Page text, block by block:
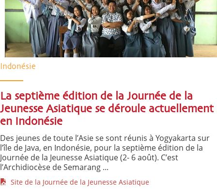
Indonésie
La septième édition de la Journée de la
Jeunesse Asiatique se déroule actuellement
en Indonésie
Des jeunes de toute l’Asie se sont réunis à Yogyakarta sur
l’île de Java, en Indonésie, pour la septième édition de la
Journée de la Jeunesse Asiatique (2- 6 août). C’est
l’Archidiocèse de Semarang ...
Site de la Journée de la Jeunesse Asiatique